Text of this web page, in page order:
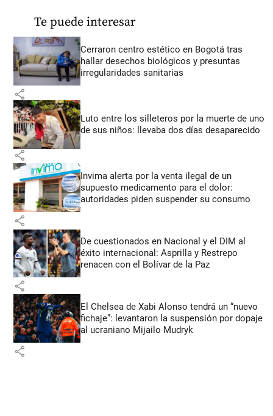
Te puede interesar
Cerraron centro estético en Bogotá tras
hallar desechos biológicos y presuntas
irregularidades sanitarias
share
Luto entre los silleteros por la muerte de uno
de sus niños: llevaba dos días desaparecido
share
Invima alerta por la venta ilegal de un
supuesto medicamento para el dolor:
autoridades piden suspender su consumo
share
De cuestionados en Nacional y el DIM al
éxito internacional: Asprilla y Restrepo
renacen con el Bolívar de la Paz
share
El Chelsea de Xabi Alonso tendrá un “nuevo
fichaje”: levantaron la suspensión por dopaje
al ucraniano Mijailo Mudryk
share